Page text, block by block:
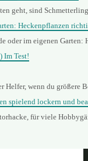
geht, sind
Heckenpflanzen
oder im eigenen
Im Test!
Helfer, wenn du
spielend lockern und
für viele